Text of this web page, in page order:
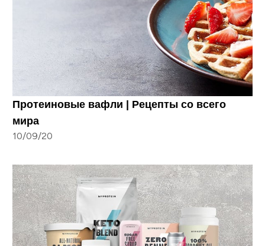
Протеиновые вафли | Рецепты со всего
мира
10/09/20